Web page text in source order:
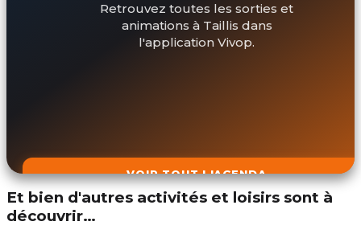
Retrouvez toutes les sorties et
animations à Taillis dans
l'application Vivop.
VOIR TOUT L'AGENDA
Et bien d'autres activités et loisirs sont à
découvrir…